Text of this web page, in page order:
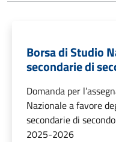
Borsa di Studio
secondarie di
Domanda per
Nazionale a favore
secondarie di
2025-2026